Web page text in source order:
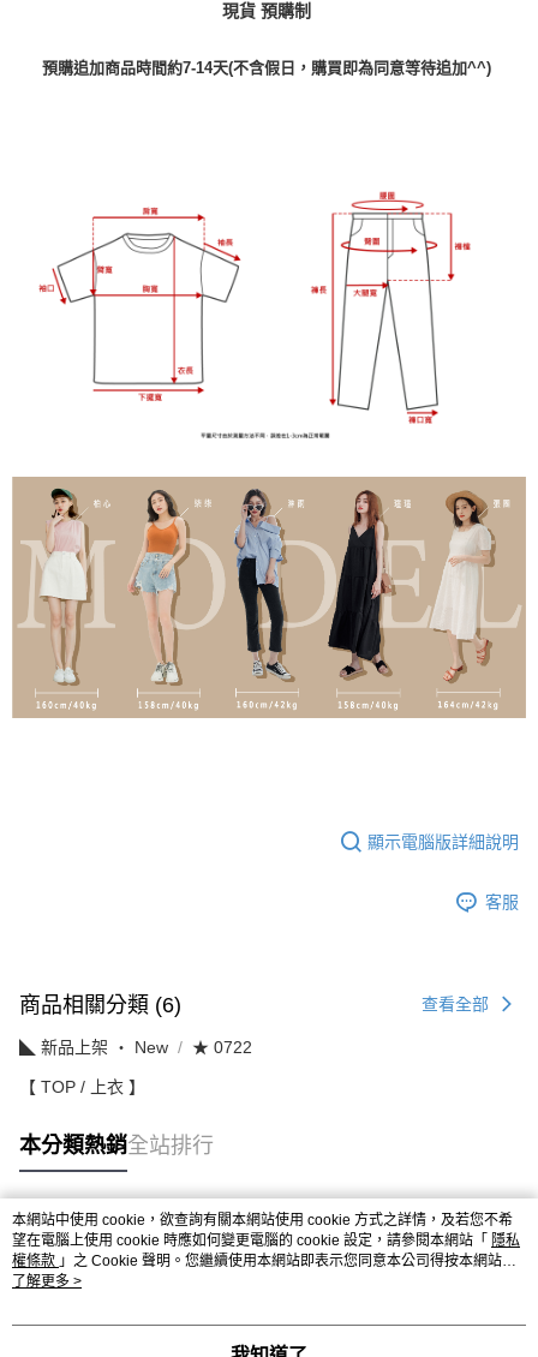
現貨 預購制
預購追加商品時間約7-14天(不含假日，購買即為同意等待追加^^)
顯示電腦版詳細說明
客服
商品相關分類 (6) 查看全部
◣ 新品上架 ‧ New ★ 0722
【 TOP / 上衣 】
本分類熱銷全站排行
熱門標籤
本網站中使用 cookie，欲查詢有關本網站使用 cookie 方式之詳情，及若您不希
望在電腦上使用 cookie 時應如何變更電腦的 cookie 設定，請參閱本網站「 隱私
權條款 」之 Cookie 聲明。您繼續使用本網站即表示您同意本公司得按本網站使
用條款之 Cookie 聲明使用 cookie。
了解更多 >